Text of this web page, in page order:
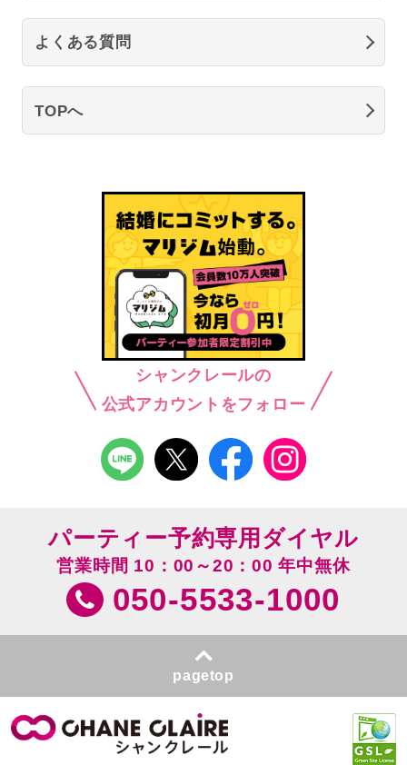
よくある質問
TOPへ
シャンクレールの
公式アカウントをフォロー
パーティー予約専用ダイヤル
営業時間 10：00～20：00 年中無休
050-5533-1000
pagetop